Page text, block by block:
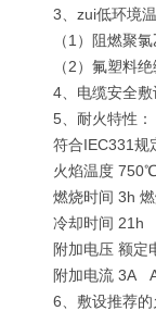
3、zui低环境温
（1）阻燃聚氯
（2）氟塑料绝
4、电缆安全敷
5、耐火特性：
符合IEC331规
火焰温度 750℃
燃烧时间 3h 燃
冷却时间 21h
附加电压 额定
附加电流 3A
6、敷设推荐的